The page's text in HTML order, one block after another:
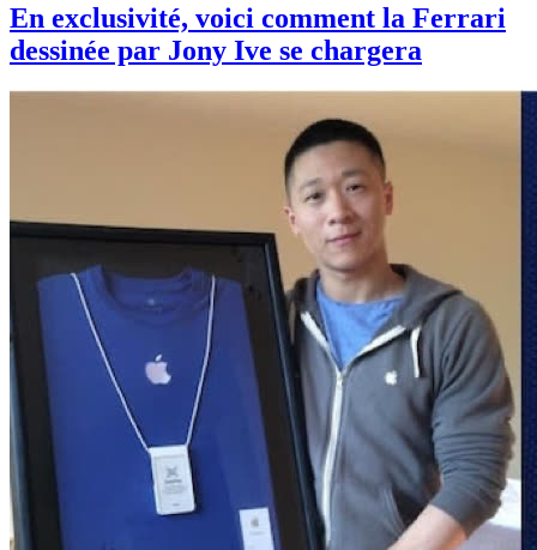
En exclusivité, voici comment la Ferrari
dessinée par Jony Ive se chargera